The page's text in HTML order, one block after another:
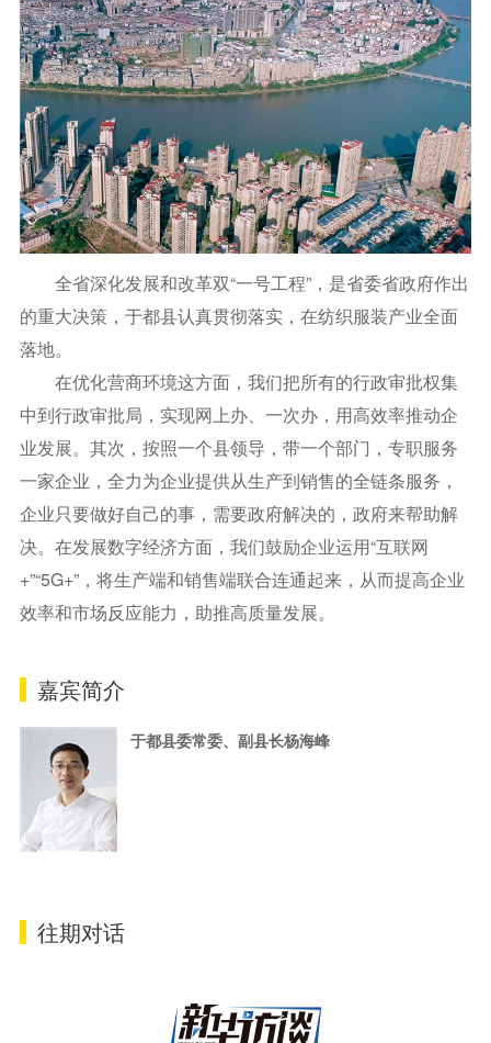
全省深化发展和改革双“一号工程”，是省委省政府作出
的重大决策，于都县认真贯彻落实，在纺织服装产业全面
落地。
在优化营商环境这方面，我们把所有的行政审批权集
中到行政审批局，实现网上办、一次办，用高效率推动企
业发展。其次，按照一个县领导，带一个部门，专职服务
一家企业，全力为企业提供从生产到销售的全链条服务，
企业只要做好自己的事，需要政府解决的，政府来帮助解
决。在发展数字经济方面，我们鼓励企业运用“互联网
+”“5G+”，将生产端和销售端联合连通起来，从而提高企业
效率和市场反应能力，助推高质量发展。
嘉宾简介
于都县委常委、副县长杨海峰
往期对话